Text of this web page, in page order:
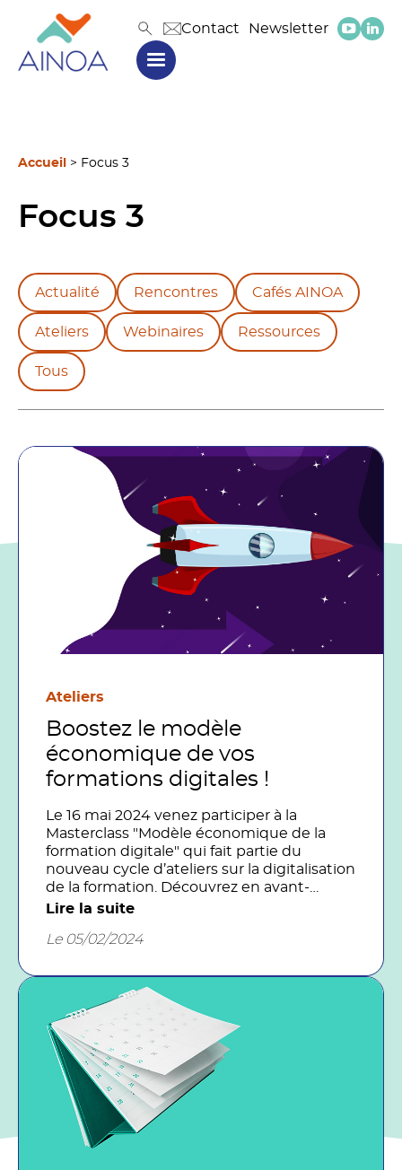
Contact Newsletter
Accueil > Focus 3
Focus 3
Actualité Rencontres Cafés AINOA
Ateliers Webinaires Ressources
Tous
Ateliers
Boostez le modèle
économique de vos
formations digitales !
Le 16 mai 2024 venez participer à la
Masterclass "Modèle économique de la
formation digitale" qui fait partie du
nouveau cycle d’ateliers sur la digitalisation
de la formation. Découvrez en avant-
première le programme, le déroulement
Masterclass s’adresse aux équipes de
pédagogiques, chefs de projets,
commanditaires, financeurs et acheteurs.
Elle est animée par Jean-Luc Peuvrier du
cabinet STRATICE et Olivier KIRSCH chez
GIFOD et experts du FFFOD.
Lire la suite
Le 05/02/2024